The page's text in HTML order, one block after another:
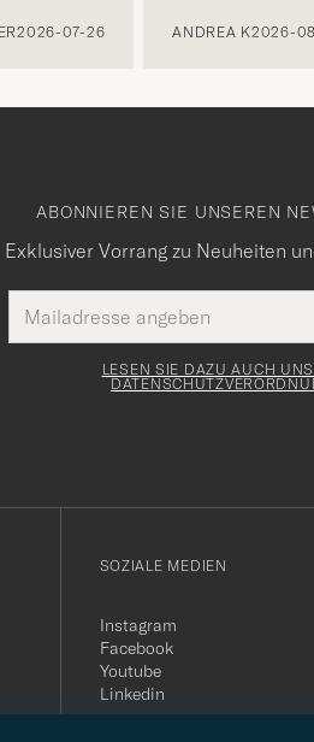
07-26 ANDREA K2026-08-
ABONNIEREN SIE UNSEREN
Exklusiver Vorrang zu Neuheiten
Mail
Adresse
LESEN SIE DAZU AUCH
SOZIALE MEDIEN
Instagram
Facebook
Youtube
Linkedin